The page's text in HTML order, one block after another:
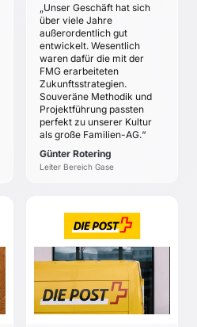
„Unser Geschäft hat sich
über viele Jahre
außerordentlich gut
entwickelt. Wesentlich
waren dafür die mit der
FMG erarbeiteten
Zukunftsstrategien.
Souveräne Methodik und
Projektführung passten
perfekt zu unserer Kultur
als große Familien-AG.“
Günter Rotering
Leiter Bereich Gase
Geschäftsbereichen
über fast zwanzig
Jahre guter
Zusammenarbeit.
DIE POST CH AG
Alfred Hugentobler
ZIELE
Chancen-Entwicklung
und -Bewertung für
neue und bestehende